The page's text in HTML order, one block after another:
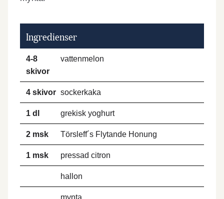
Ingredienser
4-8
skivor
vattenmelon
4 skivor sockerkaka
1 dl grekisk yoghurt
2 msk Törsleff´s Flytande Honung
1 msk pressad citron
hallon
mynta